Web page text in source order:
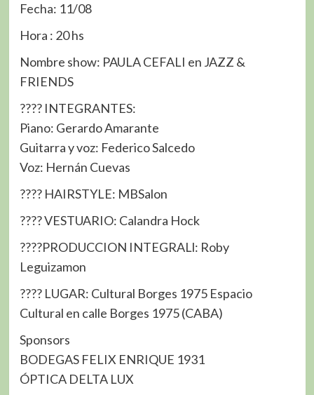
Fecha: 11/08
Hora : 20 hs
Nombre show: PAULA CEFALI en JAZZ &
FRIENDS
???? INTEGRANTES:
Piano: Gerardo Amarante
Guitarra y voz: Federico Salcedo
Voz: Hernán Cuevas
???? HAIRSTYLE: MBSalon
???? VESTUARIO: Calandra Hock
????PRODUCCION INTEGRALl: Roby
Leguizamon
???? LUGAR: Cultural Borges 1975 Espacio
Cultural en calle Borges 1975 (CABA)
Sponsors
BODEGAS FELIX ENRIQUE 1931
ÓPTICA DELTA LUX